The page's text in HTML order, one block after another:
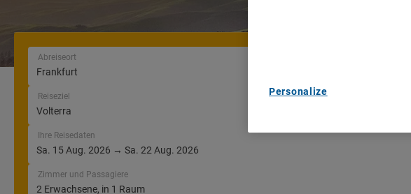
Abreiseort
Reiseziel
Ihre Reisedaten
Zimmer und Passagiere
Personalize